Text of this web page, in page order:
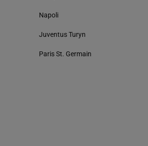
Napoli
Juventus Turyn
Paris St. Germain